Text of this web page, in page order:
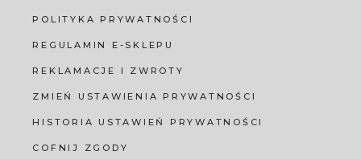
POLITYKA PRYWATNOŚCI
REGULAMIN E-SKLEPU
REKLAMACJE I ZWROTY
ZMIEŃ USTAWIENIA PRYWATNOŚCI
HISTORIA USTAWIEŃ PRYWATNOŚCI
COFNIJ ZGODY